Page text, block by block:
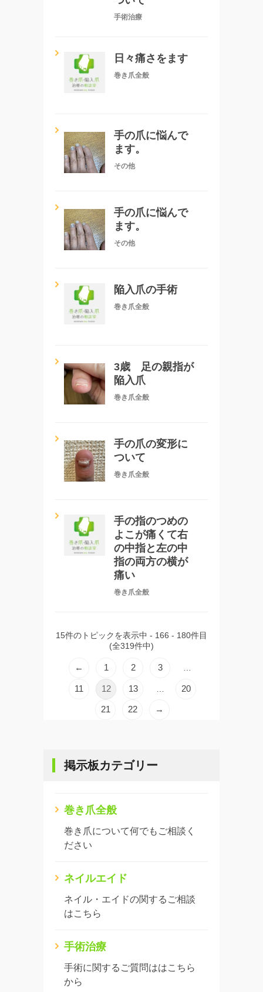
手術治療
日々痛さをます
巻き爪全般
手の爪に悩んで
ます。
その他
手の爪に悩んで
ます。
その他
陥入爪の手術
巻き爪全般
3歳 足の親指が
陥入爪
巻き爪全般
手の爪の変形に
ついて
巻き爪全般
手の指のつめの
よこが痛くて右
の中指と左の中
指の両方の横が
痛い
巻き爪全般
15件のトピックを表示中 - 166 - 180件目
(全319件中)
← 1 2 3
11 12 13 20
21 22 →
掲示板カテゴリー
巻き爪全般
巻き爪について何でもご相談く
ださい
ネイルエイド
ネイル・エイドの関するご相談
はこちら
手術治療
手術に関するご質問ははこちら
から